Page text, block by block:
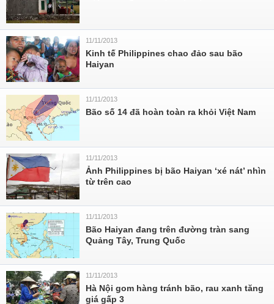
11/11/2013
Kinh tế Philippines chao đảo sau bão
Haiyan
11/11/2013
Bão số 14 đã hoàn toàn ra khỏi Việt Nam
11/11/2013
Ảnh Philippines bị bão Haiyan ‘xé nát’ nhìn
từ trên cao
11/11/2013
Bão Haiyan đang trên đường tràn sang
Quảng Tây, Trung Quốc
11/11/2013
Hà Nội gom hàng tránh bão, rau xanh tăng
giá gấp 3